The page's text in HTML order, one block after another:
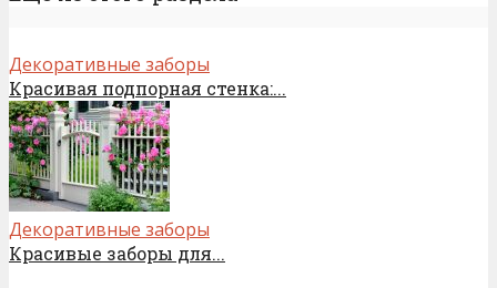
Декоративные заборы
Красивая подпорная стенка:...
Декоративные заборы
Красивые заборы для...